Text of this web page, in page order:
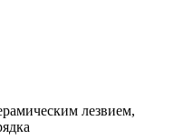
лезвием,